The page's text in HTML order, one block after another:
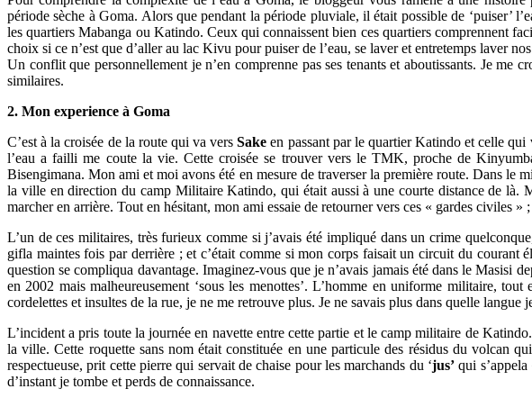
période sèche à Goma. Alors que pendant la période pluviale, il était possible de ‘puiser’
les quartiers Mabanga ou Katindo. Ceux qui connaissent bien ces quartiers comprennent
choix si ce n’est que d’aller au lac Kivu pour puiser de l’eau, se laver et entretemps laver
Un conflit que personnellement je n’en comprenne pas ses tenants et aboutissants. Je me
similaires.
2. Mon experience à Goma
C’est à la croisée de la route qui va versSake en passant par le quartier Katindo et celle
l’eau a failli me coute la vie. Cette croisée se trouver vers le TMK, proche de
Bisengimana. Mon ami et moi avons été en mesure de traverser la première route. Dans le
la ville en direction du camp Militaire Katindo, qui était aussi à une courte distance de là.
marcher en arrière. Tout en hésitant, mon ami essaie de retourner vers ces « gardes civiles
L’un de ces militaires, très furieux comme si j’avais été impliqué dans un crime
gifla maintes fois par derrière ; et c’était comme si mon corps faisait un circuit du courant
question se compliqua davantage. Imaginez-vous que je n’avais jamais été dans le Masisi
en 2002 mais malheureusement ‘sous les menottes’. L’homme en uniforme militaire,
cordelettes et insultes de la rue, je ne me retrouve plus. Je ne savais plus dans quelle
L’incident a pris toute la journée en navette entre cette partie et le camp militaire de
la ville. Cette roquette sans nom était constituée en une particule des résidus du volcan
respectueuse, prit cette pierre qui servait de chaise pour les marchands du ‘jus’qui
d’instant je tombe et perds de connaissance.